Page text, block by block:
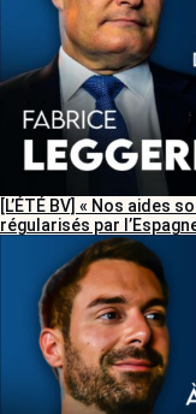
[L’ÉTÉ BV] « Nos aides
régularisés par